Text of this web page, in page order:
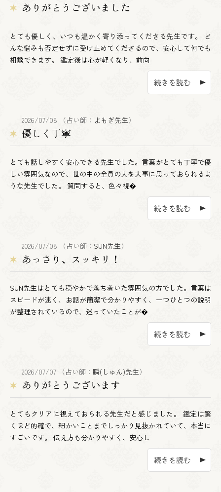
ありがとうございました
とても優しく、いつも温かく寄り添ってくださる先生です。 ど
んな悩みも否定せずに受け止めてくださるので、安心して何でも
相談できます。 鑑定後は心が軽くなり、前向
続きを読む
2026/07/08 （占い師： よもぎ先生）
優しく丁寧
とても話しやすく安心できる先生でした。言葉がとても丁寧で優
しい雰囲気なので、世の中の全員の人を大事に思っておられるよ
うな先生でした。 質問すると、色々視�
続きを読む
2026/07/08 （占い師： SUN先生）
あっさり、スッキリ！
SUN先生はとても穏やかで落ち着いた雰囲気の方でした。言葉は
スピードが速く、お話が簡潔で分かりやすく、一つひとつの説明
が整理されているので、迷っていたことが�
続きを読む
2026/07/07 （占い師： 瞬(しゅん)先生）
ありがとうございます
とてもクリアに視えておられる先生だと感じました。 鑑定は驚
くほど的確で、細かいことまでしっかり見抜かれていて、本当に
すごいです。 伝え方も分かりやすく、安心し
続きを読む